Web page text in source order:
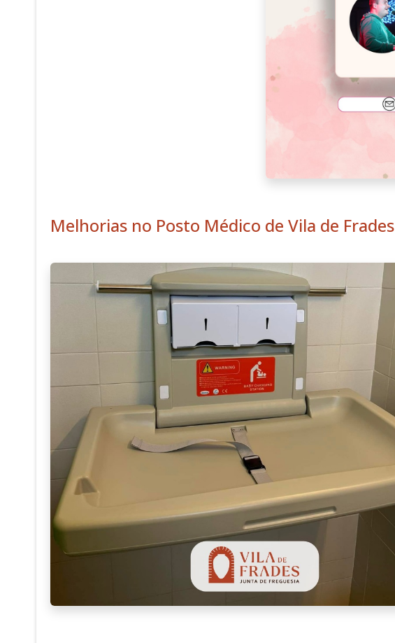
Melhorias no Posto Médico de Vila de Frades